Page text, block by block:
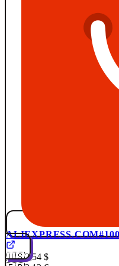
ALIEXPRESS.COM
🇺🇸2,54 $